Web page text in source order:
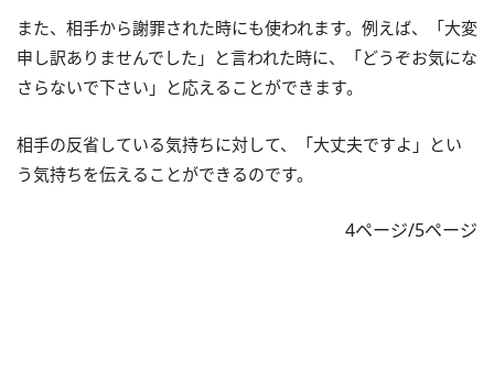
また、相手から謝罪された時にも使われます。例えば、「大変
申し訳ありませんでした」と言われた時に、「どうぞお気にな
さらないで下さい」と応えることができます。
相手の反省している気持ちに対して、「大丈夫ですよ」とい
う気持ちを伝えることができるのです。
4ページ/5ページ